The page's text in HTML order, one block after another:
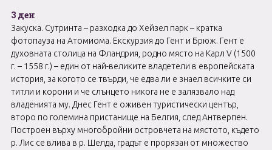
3 ден
Закуска. Сутринта – разходка до Хейзел парк – кратка
фотопауза на Атомиома. Екскурзия до Гент и Брюж. Гент е
духовната столица на Фландрия, родно място на Карл V (1500
г. – 1558 г.) – един от най-великите владетели в европейската
история, за когото се твърди, че едва ли е знаел всичките си
титли и корони и че слънцето никога не е залязвало над
владенията му. Днес Гент е оживен туристически център,
второ по големина пристанище на Белгия, след Антверпен.
Построен върху многобройни островчета на мястото, където
р. Лис се влива в р. Шелда, градът е прорязан от множество